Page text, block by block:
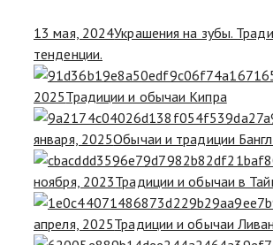
13 мая, 2024Украшения на зубы.
тенденции.
2025Традиции и обычаи Кипра
января, 2025Обычаи и традиции
ноября, 2023Традиции и обычаи в
апреля, 2025Традиции и обычаи